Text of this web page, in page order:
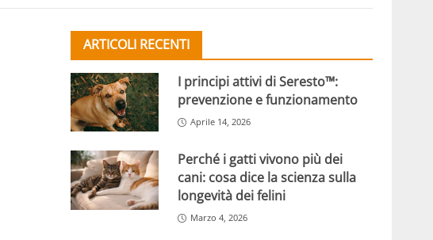
ARTICOLI RECENTI
I principi attivi di Seresto™:
prevenzione e funzionamento
Aprile 14, 2026
Perché i gatti vivono più dei
cani: cosa dice la scienza sulla
longevità dei felini
Marzo 4, 2026